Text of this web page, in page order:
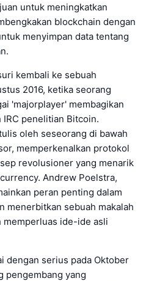
untuk meningkatkan
blockchain dengan
menyimpan data tentang
kembali ke sebuah
2016, ketika seorang
'majorplayer' membagikan
penelitian Bitcoin.
oleh seseorang di bawah
memperkenalkan protokol
revolusioner yang menarik
Andrew Poelstra,
peran penting dalam
menerbitkan sebuah makalah
memperluas ide-ide asli
dengan serius pada Oktober
pengembang yang